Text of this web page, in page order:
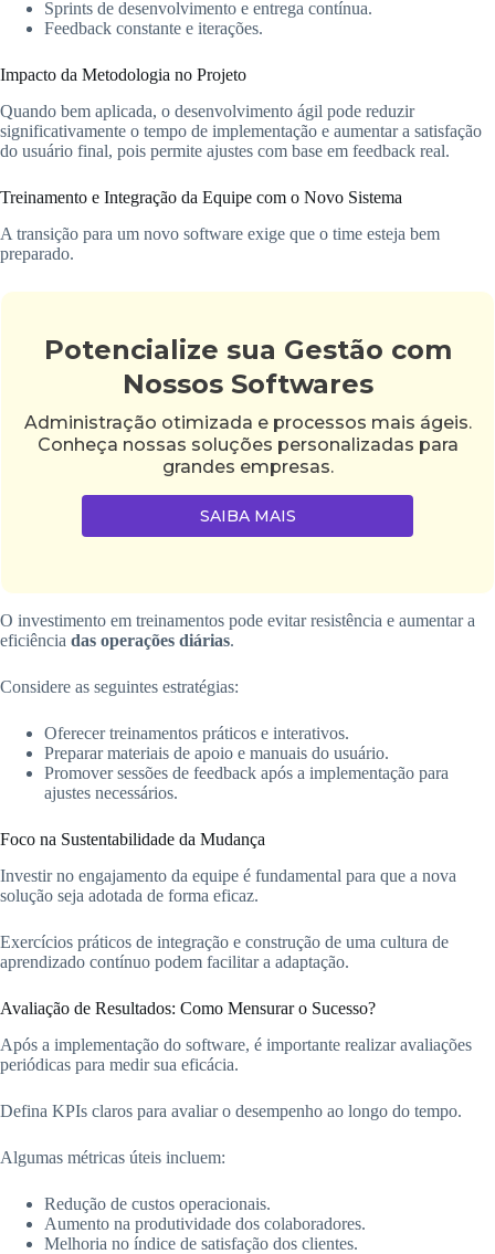
Sprints de desenvolvimento e entrega contínua.
Feedback constante e iterações.
Impacto da Metodologia no Projeto
Quando bem aplicada, o desenvolvimento ágil pode reduzir
significativamente o tempo de implementação e aumentar a satisfação
do usuário final, pois permite ajustes com base em feedback real.
Treinamento e Integração da Equipe com o Novo Sistema
A transição para um novo software exige que o time esteja bem
preparado.
Potencialize sua Gestão com
Nossos Softwares
Administração otimizada e processos mais ágeis.
Conheça nossas soluções personalizadas para
grandes empresas.
SAIBA MAIS
O investimento em treinamentos pode evitar resistência e aumentar a
eficiência das operações diárias.
Considere as seguintes estratégias:
Oferecer treinamentos práticos e interativos.
Preparar materiais de apoio e manuais do usuário.
Promover sessões de feedback após a implementação para
ajustes necessários.
Foco na Sustentabilidade da Mudança
Investir no engajamento da equipe é fundamental para que a nova
solução seja adotada de forma eficaz.
Exercícios práticos de integração e construção de uma cultura de
aprendizado contínuo podem facilitar a adaptação.
Avaliação de Resultados: Como Mensurar o Sucesso?
Após a implementação do software, é importante realizar avaliações
periódicas para medir sua eficácia.
Defina KPIs claros para avaliar o desempenho ao longo do tempo.
Algumas métricas úteis incluem:
Redução de custos operacionais.
Aumento na produtividade dos colaboradores.
Melhoria no índice de satisfação dos clientes.